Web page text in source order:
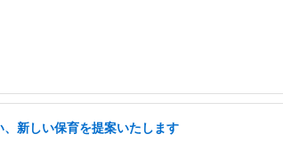
新しい保育を提案いたします